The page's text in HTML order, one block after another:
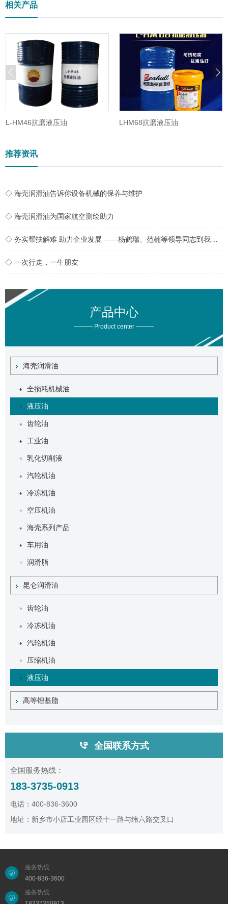
产品中心
——— Product center ———
海壳润滑油
全损耗机械油
液压油
齿轮油
工业油
乳化切削液
汽轮机油
冷冻机油
空压机油
海壳系列产品
车用油
润滑脂
昆仑润滑油
齿轮油
冷冻机油
汽轮机油
压缩机油
液压油
高等锂基脂
全国联系方式
全国服务热线：
183-3735-0913
电话：400-836-3600
地址：新乡市小店工业园区经十一路与纬六路交叉口
相关产品
L-HM46抗磨液压油 LHM68抗磨液压油
推荐资讯
◇ 海壳润滑油告诉你设备机械的保养与维护
◇ 海壳润滑油为国家航空测绘助力
◇ 务实帮扶解难 助力企业发展 ——杨鹤瑞、范楠等领导同志到我公司实地开展帮扶工作
◇ 一次行走，一生朋友
服务热线
400-836-3600
服务热线